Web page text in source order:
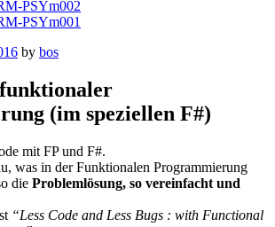
PSYm002
PSYm001
by bos
(im speziellen F#)
mit FP und F#.
was in der Funktionalen Programmierung
die Problemlösung, so vereinfacht und
“Less Code and Less Bugs : with Functional